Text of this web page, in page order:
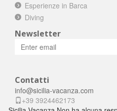
Esperienze in Barca
Diving
Newsletter
Contatti
info@sicilia-vacanza.com
+39 3924462173